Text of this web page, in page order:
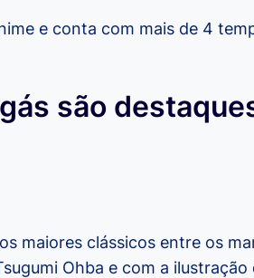
e conta com mais de 4
são
maiores clássicos entre os
Ohba e com a ilustração